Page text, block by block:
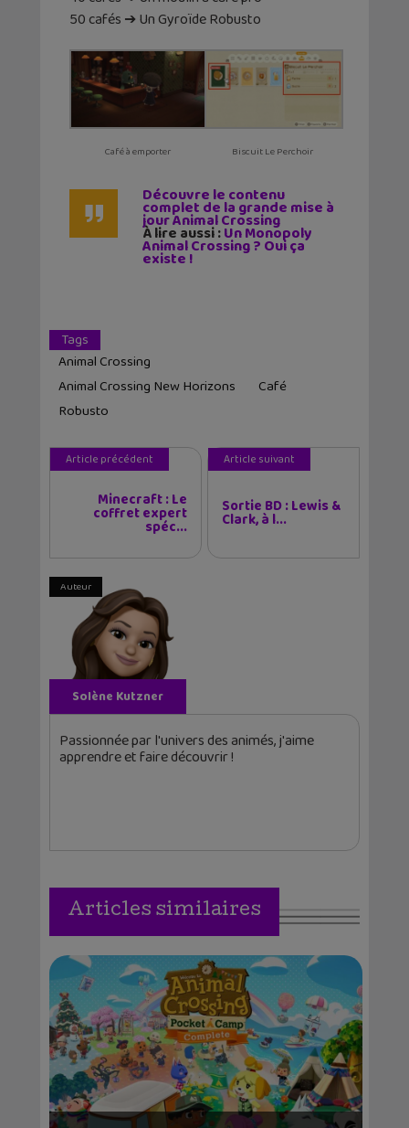
50 cafés ➔ Un Gyroïde Robusto
Café à emporter Biscuit Le Perchoir
Découvre le contenu
complet de la grande mise à
jour Animal Crossing
À lire aussi :Un Monopoly
Animal Crossing ? Oui ça
existe !
Tags
Animal Crossing
Animal Crossing New Horizons
Café
Robusto
Article précédent
Minecraft : Le
coffret expert
spéc...
Article suivant
Sortie BD : Lewis &
Clark, à l...
Auteur
Solène Kutzner
Passionnée par l'univers des animés, j'aime
apprendre et faire découvrir !
Articles similaires